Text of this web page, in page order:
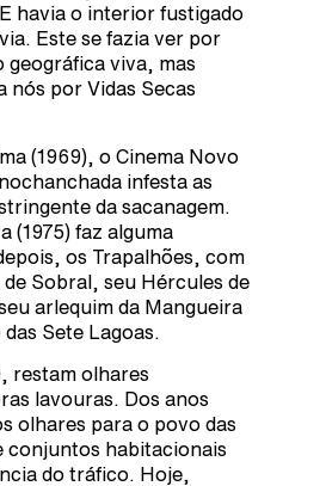
havia o interior fustigado
Este se fazia ver por
geográfica viva, mas
nós por Vidas Secas
(1969), o Cinema Novo
infesta as
da sacanagem.
(1975) faz alguma
os Trapalhões, com
Sobral, seu Hércules de
arlequim da Mangueira
Sete Lagoas.
restam olhares
lavouras. Dos anos
olhares para o povo das
conjuntos habitacionais
do tráfico. Hoje,